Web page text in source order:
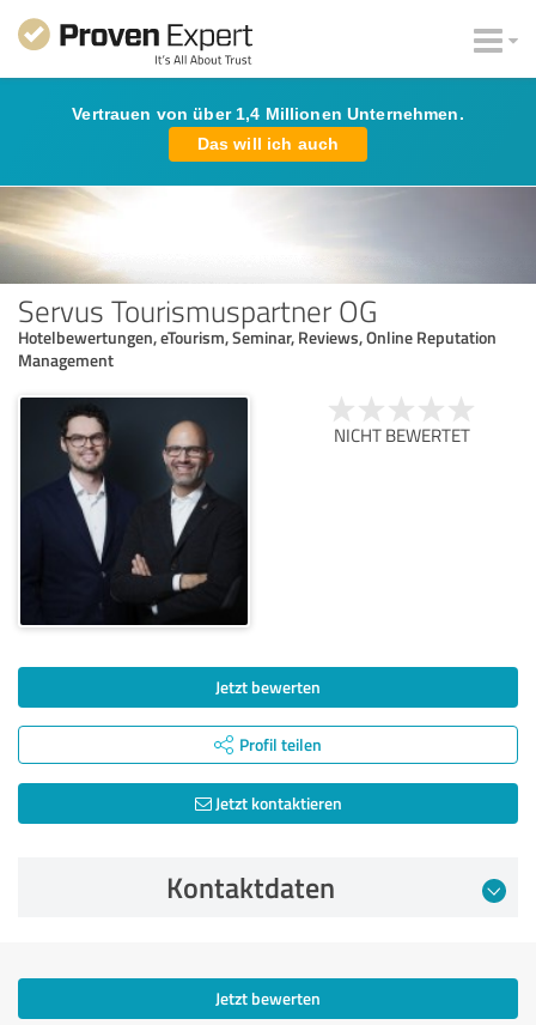
Vertrauen von über 1,4 Millionen Unternehmen.
Das will ich auch
Servus Tourismuspartner OG
Hotelbewertungen, eTourism, Seminar, Reviews, Online Reputation
Management
NICHT BEWERTET
Jetzt bewerten
Profil teilen
Jetzt kontaktieren
Kontaktdaten
Jetzt bewerten